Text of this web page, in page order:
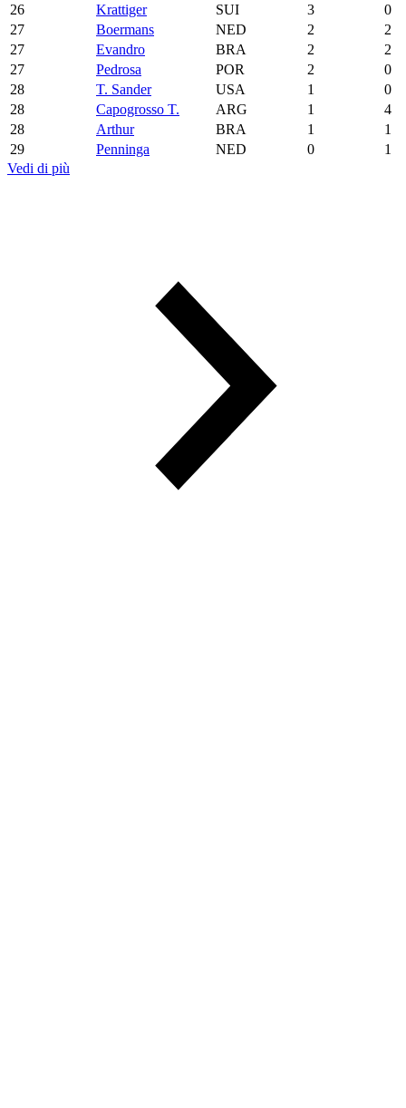
26
Krattiger SUI 3
0
27
Boermans NED 2
2
27
Evandro BRA 2
2
27
Pedrosa POR 2
0
28
T. Sander USA 1
0
28
Capogrosso T. ARG 1
4
28
Arthur BRA 1
1
29
Penninga NED 0
1
Vedi di più